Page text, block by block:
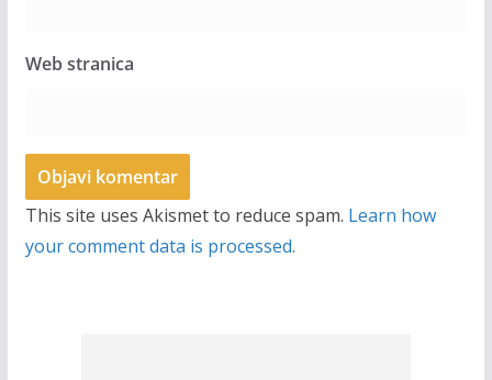
Web stranica
This site uses Akismet to reduce spam. Learn how
your comment data is processed.